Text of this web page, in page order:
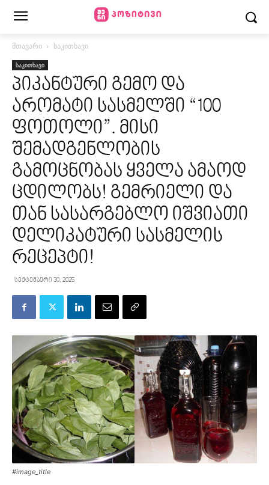
მთავარი საკითხავი
საკითხავი
პიკანტური გემო და
არომატი სასმელში “100
ფოთოლი”. მისი
შემადგენლობის
გამოცნობას ყველა ამაოდ
ცდილობს! გემრიელი და
თან სასარგებლო იშვიათი
დელიკატური სასმელის
რეცეპტი!
სექტემბერი 30, 2025
#image_title